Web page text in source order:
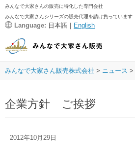
みんなで大家さんの販売に特化した専門会社
みんなで大家さんシリーズの販売代理を請け負っています
Language: 日本語｜ English
みんなで大家さん販売株式会社 ニュース
企業方針 ご挨拶
2012年10月29日